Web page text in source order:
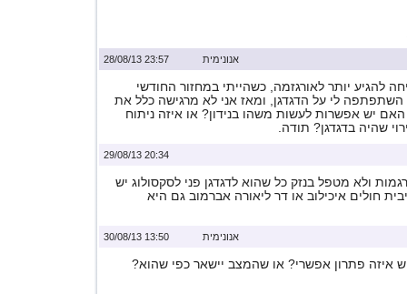
23:57 28/08/13 אנונימית
להגיע יותר לאורגזמה, כשהייתי במחזור החודשי
לי על הדגדגן, ומאז אני לא מרגישה כלל את
האם יש אפשרות לעשות משהו בנידון? או איזה ניתוח
שהיה בדגדגן? תודה.
20:34 29/08/13
ולא מטפל בנזק כל שהוא לדגדגן פני לסקסולוג יש
חולים איכילוב או דר ליאורה אברמוב גם היא
13:50 30/08/13 אנונימית
איזה פתרון אפשרי? או שהמצב יישאר כפי שהוא?